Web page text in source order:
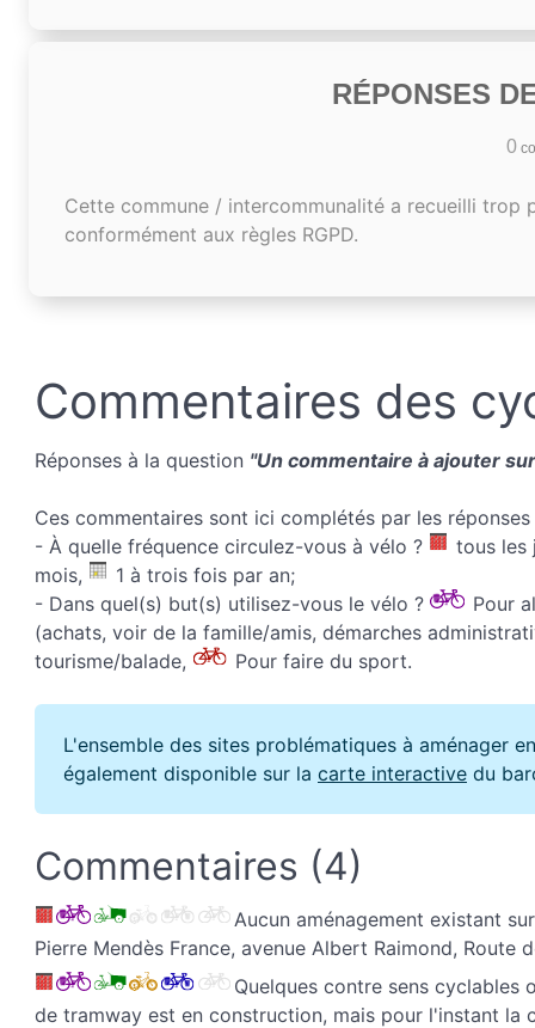
RÉPONSES
0
Cette commune / intercommunalité a recueilli
conformément aux règles RGPD.
Commentaires des
Réponses à la question "Un commentaire à ajouter
Ces commentaires sont ici complétés par les
- À quelle fréquence circulez-vous à vélo ?
tous les
mois,
1 à trois fois par an;
- Dans quel(s) but(s) utilisez-vous le vélo ?
Pour
(achats, voir de la famille/amis, démarches
tourisme/balade,
Pour faire du sport.
L'ensemble des sites problématiques à aménager
également disponible sur la carte interactive du
Commentaires (4)
Aucun aménagement existant
Pierre Mendès France, avenue Albert Raimond, Route
Quelques contre sens cyclables
de tramway est en construction, mais pour l'instant